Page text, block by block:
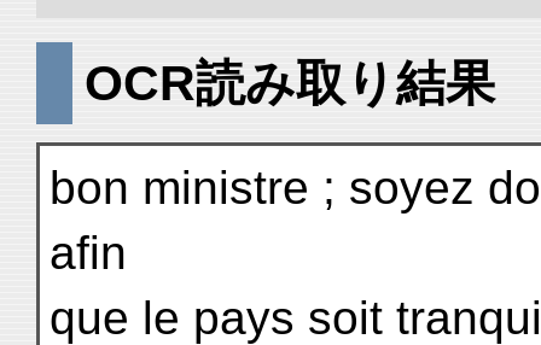
OCR読み取り結果
bon ministre ; soyez
afin
que le pays soit